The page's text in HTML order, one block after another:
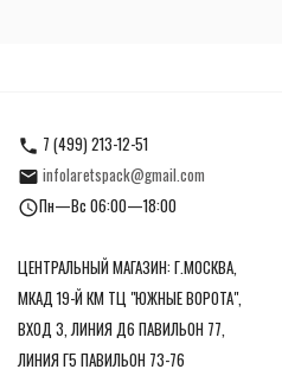
7 (499) 213-12-51
infolaretspack@gmail.com
Пн—Вс 06:00—18:00
ЦЕНТРАЛЬНЫЙ МАГАЗИН: Г.МОСКВА,
МКАД 19-Й КМ ТЦ "ЮЖНЫЕ ВОРОТА",
ВХОД 3, ЛИНИЯ Д6 ПАВИЛЬОН 77,
ЛИНИЯ Г5 ПАВИЛЬОН 73-76